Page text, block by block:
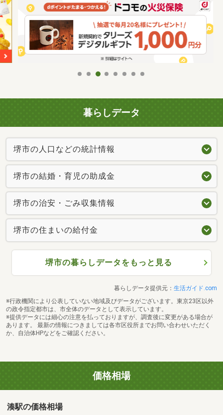
暮らしデータ
堺市の人口などの統計情報
堺市の結婚・育児の助成金
堺市の治安・ごみ収集情報
堺市の住まいの給付金
堺市の暮らしデータをもっと見る
暮らしデータ提供元： 生活ガイド.com
※行政機関により公表していない地域及びデータがございます。東京23区以外
の政令指定都市は、市全体のデータとして表示しています。
※提供データには細心の注意を払っておりますが、調査後に変更がある場合が
あります。 最新の情報につきましては各市区役所までお問い合わせいただく
か、自治体HPなどをご確認ください。
価格相場
湊駅の価格相場